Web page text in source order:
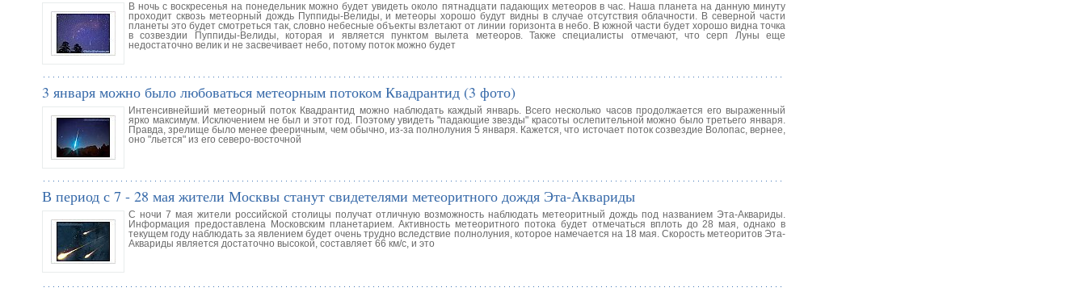
В ночь с воскресенья на понедельник можно будет увидеть около пятнадцати падающих метеоров в час. Наша планета на данную минуту
проходит сквозь метеорный дождь Пуппиды-Велиды, и метеоры хорошо будут видны в случае отсутствия облачности. В северной части
планеты это будет смотреться так, словно небесные объекты взлетают от линии горизонта в небо. В южной части будет хорошо видна точка
в созвездии Пуппиды-Велиды, которая и является пунктом вылета метеоров. Также специалисты отмечают, что серп Луны еще
недостаточно велик и не засвечивает небо, потому поток можно будет
3 января можно было любоваться метеорным потоком Квадрантид (3 фото)
Интенсивнейший метеорный поток Квадрантид можно наблюдать каждый январь. Всего несколько часов продолжается его выраженный
ярко максимум. Исключением не был и этот год. Поэтому увидеть "падающие звезды" красоты ослепительной можно было третьего января.
Правда, зрелище было менее фееричным, чем обычно, из-за полнолуния 5 января. Кажется, что источает поток созвездие Волопас, вернее,
оно "льется" из его северо-восточной
В период с 7 - 28 мая жители Москвы станут свидетелями метеоритного дождя Эта-Аквариды
С ночи 7 мая жители российской столицы получат отличную возможность наблюдать метеоритный дождь под названием Эта-Аквариды.
Информация предоставлена Московским планетарием. Активность метеоритного потока будет отмечаться вплоть до 28 мая, однако в
текущем году наблюдать за явлением будет очень трудно вследствие полнолуния, которое намечается на 18 мая. Скорость метеоритов Эта-
Аквариды является достаточно высокой, составляет 66 км/с, и это